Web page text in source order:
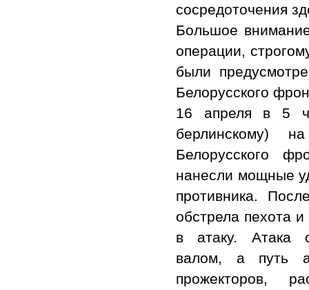
сосредоточения
Большое
операции,
были
Белорусского
16 апреля в 5
берлинскому)
Белорусского
нанесли мощные
противника.
обстрела пехота
в атаку. Атака
валом, а путь
прожекторов,